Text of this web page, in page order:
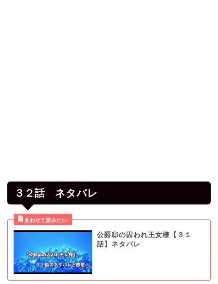
３２話 ネタバレ
公爵邸の囚われ王女様【３１
話】ネタバレ